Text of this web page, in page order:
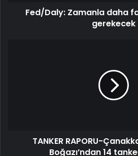
Fed/Daly: Zamanla daha
gerekecek
TANKER RAPORU-
Boğazı’ndan 14